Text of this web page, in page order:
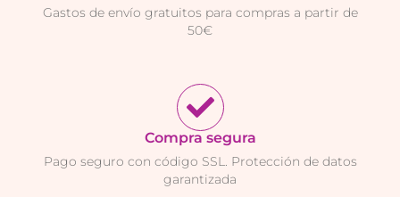
Gastos de envío gratuitos para compras a partir de
50€
Compra segura
Pago seguro con código SSL. Protección de datos
garantizada